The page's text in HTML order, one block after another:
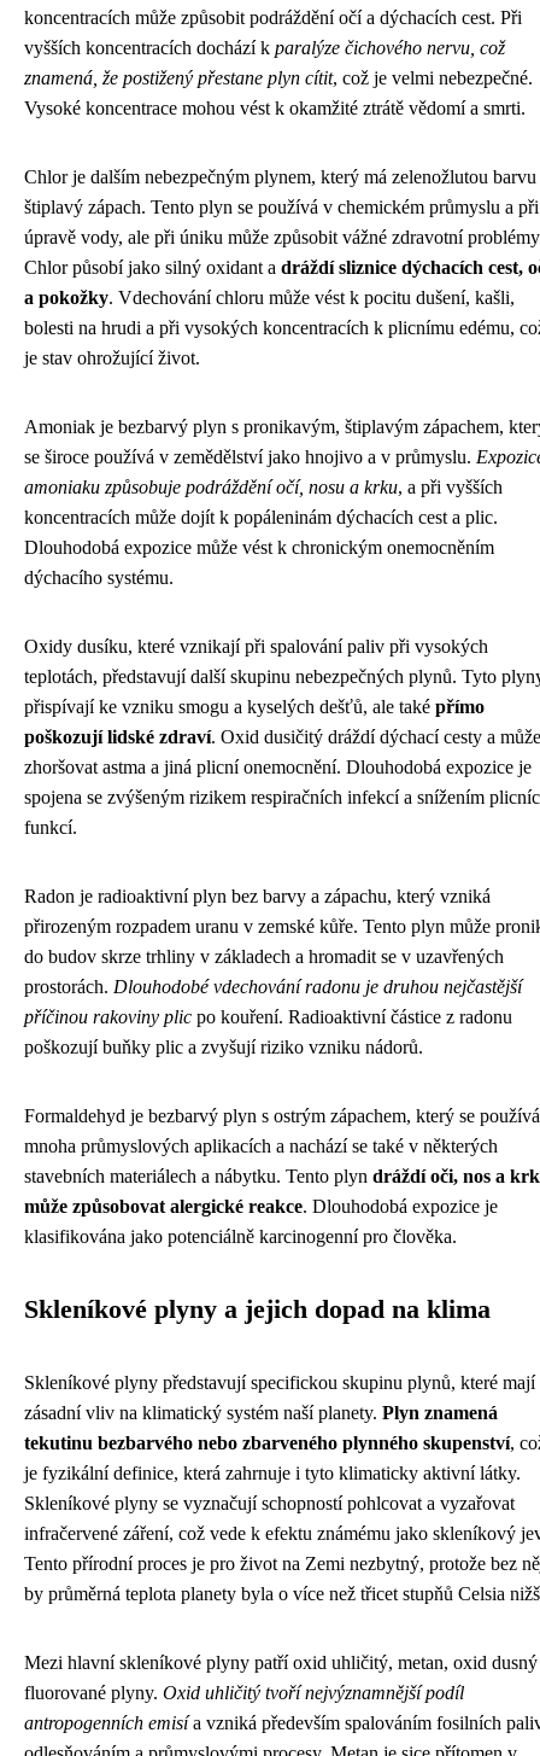
koncentracích může způsobit podráždění očí a dýchacích cest. Při
vyšších koncentracích dochází k paralýze čichového nervu, což
znamená, že postižený přestane plyn cítit, což je velmi nebezpečné.
Vysoké koncentrace mohou vést k okamžité ztrátě vědomí a smrti.
Chlor je dalším nebezpečným plynem, který má zelenožlutou barvu
štiplavý zápach. Tento plyn se používá v chemickém průmyslu a při
úpravě vody, ale při úniku může způsobit vážné zdravotní
Chlor působí jako silný oxidant a dráždí sliznice dýchacích cest,
a pokožky. Vdechování chloru může vést k pocitu dušení, kašli,
bolesti na hrudi a při vysokých koncentracích k plicnímu edému,
je stav ohrožující život.
Amoniak je bezbarvý plyn s pronikavým, štiplavým zápachem,
se široce používá v zemědělství jako hnojivo a v průmyslu.
amoniaku způsobuje podráždění očí, nosu a krku, a při vyšších
koncentracích může dojít k popáleninám dýchacích cest a plic.
Dlouhodobá expozice může vést k chronickým onemocněním
dýchacího systému.
Oxidy dusíku, které vznikají při spalování paliv při vysokých
teplotách, představují další skupinu nebezpečných plynů. Tyto
přispívají ke vzniku smogu a kyselých dešťů, ale také přímo
poškozují lidské zdraví. Oxid dusičitý dráždí dýchací cesty a může
zhoršovat astma a jiná plicní onemocnění. Dlouhodobá expozice je
spojena se zvýšeným rizikem respiračních infekcí a snížením
funkcí.
Radon je radioaktivní plyn bez barvy a zápachu, který vzniká
přirozeným rozpadem uranu v zemské kůře. Tento plyn může
do budov skrze trhliny v základech a hromadit se v uzavřených
prostorách. Dlouhodobé vdechování radonu je druhou nejčastější
příčinou rakoviny plic po kouření. Radioaktivní částice z radonu
poškozují buňky plic a zvyšují riziko vzniku nádorů.
Formaldehyd je bezbarvý plyn s ostrým zápachem, který se
mnoha průmyslových aplikacích a nachází se také v některých
stavebních materiálech a nábytku. Tento plyn dráždí oči, nos a
může způsobovat alergické reakce. Dlouhodobá expozice je
klasifikována jako potenciálně karcinogenní pro člověka.
Skleníkové plyny a jejich dopad na klima
Skleníkové plyny představují specifickou skupinu plynů, které mají
zásadní vliv na klimatický systém naší planety. Plyn znamená
tekutinu bezbarvého nebo zbarveného plynného skupenství,
je fyzikální definice, která zahrnuje i tyto klimaticky aktivní látky.
Skleníkové plyny se vyznačují schopností pohlcovat a vyzařovat
infračervené záření, což vede k efektu známému jako skleníkový
Tento přírodní proces je pro život na Zemi nezbytný, protože bez
by průměrná teplota planety byla o více než třicet stupňů Celsia
Mezi hlavní skleníkové plyny patří oxid uhličitý, metan, oxid dusný
fluorované plyny. Oxid uhličitý tvoří nejvýznamnější podíl
antropogenních emisía vzniká především spalováním fosilních